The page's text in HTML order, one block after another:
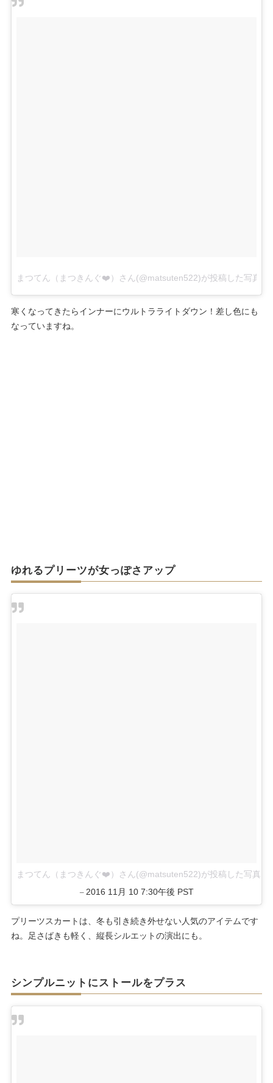
まつてん（まつきんぐ❤️）さん(@matsuten522)が投稿した写真
寒くなってきたらインナーにウルトラライトダウン！差し色にも
なっていますね。
ゆれるプリーツが女っぽさアップ
まつてん（まつきんぐ❤️）さん(@matsuten522)が投稿した写真
– 2016 11月 10 7:30午後 PST
プリーツスカートは、冬も引き続き外せない人気のアイテムです
ね。足さばきも軽く、縦長シルエットの演出にも。
シンプルニットにストールをプラス